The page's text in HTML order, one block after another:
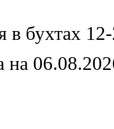
в бухтах
на